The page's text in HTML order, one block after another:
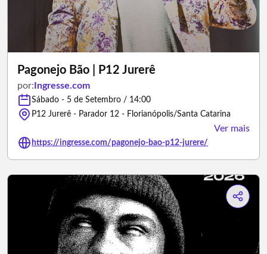
Pagonejo Bão | P12 Jurerê
por: Ingresse.com
Sábado - 5 de Setembro / 14:00
P12 Jurerê - Parador 12 - Florianópolis/Santa Catarina
Ver mais
https://ingresse.com/pagonejo-bao-p12-jurere/